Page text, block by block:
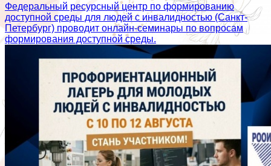
Федеральный ресурсный центр по формированию
доступной среды для людей с инвалидностью (Санкт-
Петербург) проводит онлайн-семинары по вопросам
формирования доступной среды.